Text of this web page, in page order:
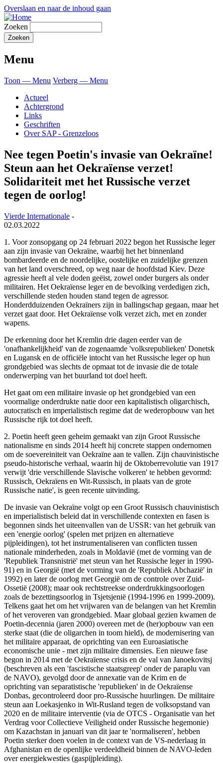
Overslaan en naar de inhoud gaan
Zoeken
Menu
Toon — Menu Verberg — Menu
Actueel
Achtergrond
Links
Geschriften
Over SAP - Grenzeloos
Nee tegen Poetin's invasie van Oekraïne!
Steun aan het Oekraïense verzet!
Solidariteit met het Russische verzet
tegen de oorlog!
Vierde Internationale -
02.03.2022
1. Voor zonsopgang op 24 februari 2022 begon het Russische leger
aan zijn invasie van Oekraïne, waarbij het het binnenland
bombardeerde en de noordelijke, oostelijke en zuidelijke grenzen
van het land overschreed, op weg naar de hoofdstad Kiev. Deze
agressie heeft al vele doden geëist, zowel onder burgers als onder
militairen. Het Oekraïense leger en de bevolking verdedigen zich,
verschillende steden houden stand tegen de agressor.
Honderdduizenden Oekraïners zijn in ballingschap gegaan, maar het
verzet gaat door. Het Oekraïense volk verzet zich, met en zonder
wapens.
De erkenning door het Kremlin drie dagen eerder van de
'onafhankelijkheid' van de zogenaamde 'volksrepublieken' Donetsk
en Lugansk en de officiële intocht van het Russische leger op hun
grondgebied was slechts de opmaat tot de invasie die de totale
onderwerping van het buurland tot doel heeft.
Het gaat om een militaire invasie op het grondgebied van een
voormalige onderdrukte natie door een kapitalistisch oligarchisch,
autocratisch en imperialistisch regime dat de wederopbouw van het
Russische rijk tot doel heeft.
2. Poetin heeft geen geheim gemaakt van zijn Groot Russische
nationalisme en sinds 2014 heeft hij concrete stappen ondernomen
om de soevereiniteit van Oekraïne aan te vallen. Zijn chauvinistische
pseudo-historische verhaal, waarin hij de Oktoberrevolutie van 1917
verwijt 'drie verschillende Slavische volkeren' te hebben gevormd:
Russisch, Oekraïens en Wit-Russisch, in plaats van de grote
Russische natie', is geen recente uitvinding.
De invasie van Oekraïne volgt op een Groot Russisch chauvinistisch
en imperialistisch beleid dat in verschillende contexten en fasen is
begonnen sinds het uiteenvallen van de USSR: van het gebruik van
een 'energie oorlog' (spelen met prijzen en alternatieve
pijpleidingen), tot het instrumentaliseren van conflicten tussen
nationale minderheden, zoals in Moldavië (met de vorming van de
'Republiek Transnistrië' met steun van het Russische leger in 1990-
91) en in Georgië (met de vorming van de 'Republiek Abchazië' in
1992) en later de oorlog met Georgië om de controle over Zuid-
Ossetië (2008); maar ook rechtstreekse onderdrukkingsoorlogen
zoals de bezettingsoorlog in Tsjetsjenië (1994-1996 en 1999-2009).
Telkens gaat het om het vrijwaren van de belangen van het Kremlin
of het veroveren van grondgebied. Maar globaal gezien kwamen de
Poetin-decennia (jaren 2000) overeen met de (her)opbouw van een
sterke staat (die de oligarchen in toom hield), de modernisering van
het militaire apparaat, de oprichting van een Euroasiatische
economische unie - met zijn militaire dimensies. Een nieuwe fase
begon in 2014 met de Oekraïense crisis en de val van Janoekovitsj
(beschreven als een 'fascistische staatsgreep' onder de paraplu van
de NAVO), gevolgd door de annexatie van de Krim en de
oprichting van separatistische 'republieken' in de Oekraïense
Donbas, gecontroleerd door pro-Russische huurlingen. De militaire
steun aan Loekasjenko in Wit-Rusland tegen de volksopstand van
2020 en de militaire interventie (via de OTCS - Organisatie van het
Verdrag voor Collectieve Veiligheid onder Russische hegemonie)
om Kazachstan in januari van dit jaar te 'normaliseren', hebben
Poetin sterker doen voelen in de context van de VS-nederlaag in
Afghanistan en de openlijke verdeeldheid binnen de NAVO-leden
over energiekwesties (gaspijpleiding).